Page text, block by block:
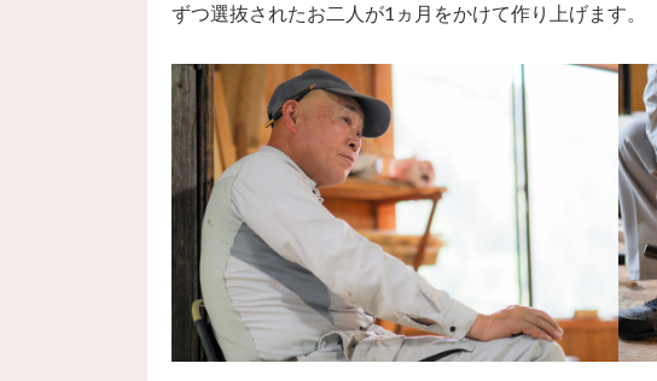
ずつ選抜されたお二人が1ヵ月をかけて作り上げます。